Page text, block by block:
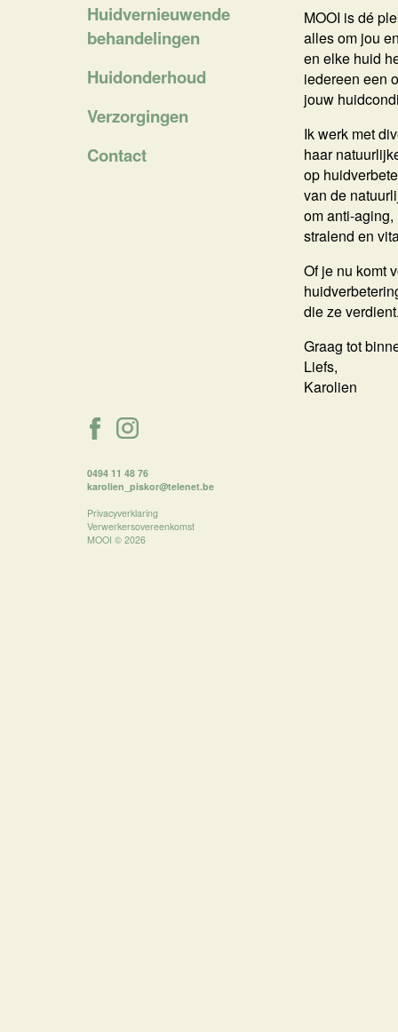
Huidvernieuwende
behandelingen
Huidonderhoud
Verzorgingen
Contact
MOOI is dé
alles om jou
en elke huid
iedereen een
jouw
Ik werk met
haar
op
van de
om anti-
stralend en
Of je nu komt
die ze
Graag tot
Liefs,
Karolien
0494 11 48 76
karolien_piskor@telenet.be
Privacyverklaring
Verwerkersovereenkomst
MOOI © 2026